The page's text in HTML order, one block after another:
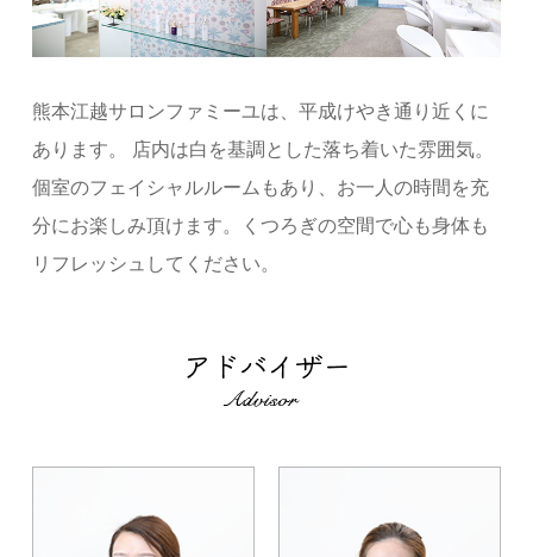
熊本江越サロンファミーユは、平成けやき通り近くに
あります。 店内は白を基調とした落ち着いた雰囲気。
個室のフェイシャルルームもあり、お一人の時間を充
分にお楽しみ頂けます。くつろぎの空間で心も身体も
リフレッシュしてください。